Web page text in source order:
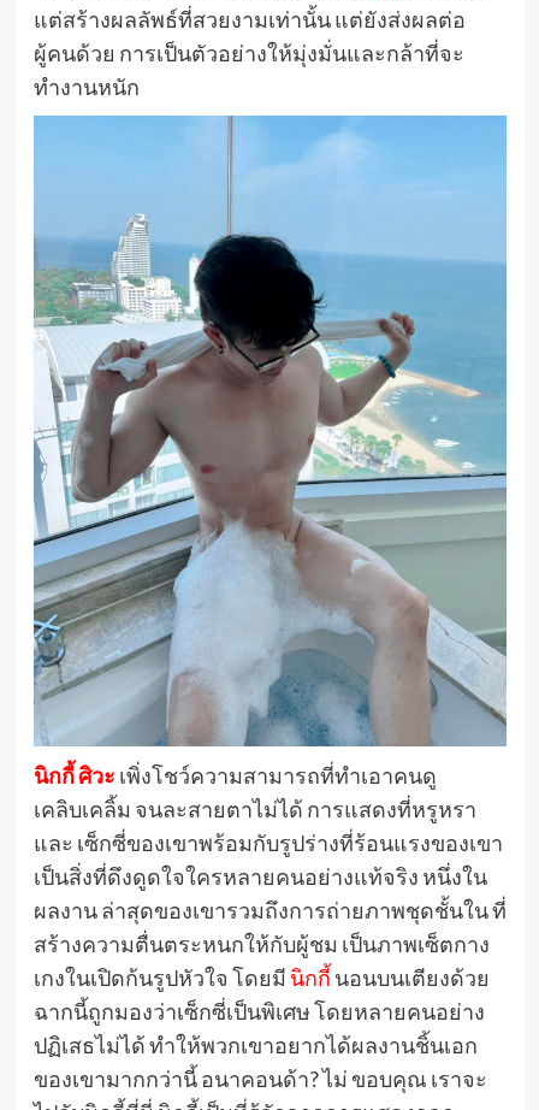
แต่สร้างผลลัพธ์ที่สวยงามเท่านั้น แต่ยังส่งผลต่อ
ผู้คนด้วย การเป็นตัวอย่างให้มุ่งมั่นและกล้าที่จะ
ทำงานหนัก
นิกกี้ ศิวะ เพิ่งโชว์ความสามารถที่ทำเอาคนดู
เคลิบเคลิ้ม จนละสายตาไม่ได้ การแสดงที่หรูหรา
และ เซ็กซี่ของเขาพร้อมกับรูปร่างที่ร้อนแรงของเขา
เป็นสิ่งที่ดึงดูดใจใครหลายคนอย่างแท้จริง หนึ่งใน
ผลงาน ล่าสุดของเขารวมถึงการถ่ายภาพชุดชั้นใน ที่
สร้างความตื่นตระหนกให้กับผู้ชม เป็นภาพเซ็ตกาง
เกงในเปิดก้นรูปหัวใจ โดยมี นิกกี้ นอนบนเตียงด้วย
ฉากนี้ถูกมองว่าเซ็กซี่เป็นพิเศษ โดยหลายคนอย่าง
ปฏิเสธไม่ได้ ทำให้พวกเขาอยากได้ผลงานชิ้นเอก
ของเขามากกว่านี้ อนาคอนด้า? ไม่ ขอบคุณ เราจะ